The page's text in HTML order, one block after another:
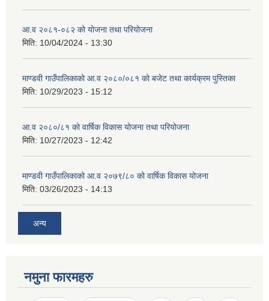
आ.व २०८१-०८२ को योजना तथा परियोजना
मिति: 10/04/2024 - 13:30
माण्डवी गाउँपालिकाको आ.व २०८०/०८१ को बजेट तथा कार्यक्रम पुस्तिका
मिति: 10/29/2023 - 15:12
आ.व २०८०/८१ को वार्षिक विकास योजना तथा परियोजना
मिति: 10/27/2023 - 12:42
माण्डवी गाउँपालिकाको आ.व २०७९/८० को वार्षिक विकास योजना
मिति: 03/26/2023 - 14:13
अन्य
नमुना फारमहरु